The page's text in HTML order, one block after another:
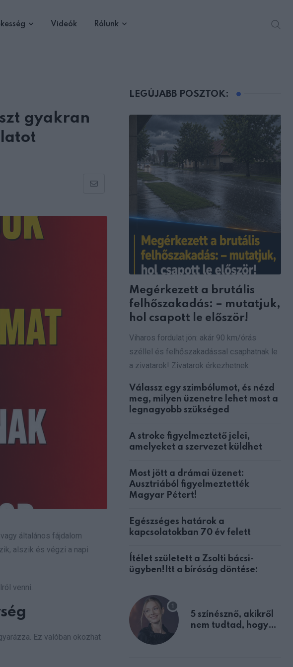
Videók Rólunk
gyakran
Share
Email
általános fájdalom
alszik és végzi a napi
venni.
Ez valóban okozhat
LEGÚJABB POSZTOK:
Megérkezett a brutális
felhőszakadás: – mutatjuk,
hol csapott le először!
Viharos fordulat jön: akár 90 km/órás
széllel és felhőszakadással csaphatnak le
a zivatarok! Zivatarok érkezhetnek
Válassz egy szimbólumot, és nézd
meg, milyen üzenetre lehet most a
legnagyobb szükséged
A stroke figyelmeztető jelei,
amelyeket a szervezet küldhet
Most jött a drámai üzenet:
Ausztriából figyelmeztették
Magyar Pétert!
Egészséges határok a
kapcsolatokban 70 év felett
Ítélet született a Zsolti bácsi-
ügyben!Itt a bíróság döntése:
5 színésznő, akikről
nem tudtad, hogy